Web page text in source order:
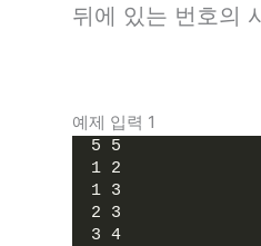
뒤에 있는 번호의
예제 입력 1
5 5
1 2
1 3
2 3
3 4